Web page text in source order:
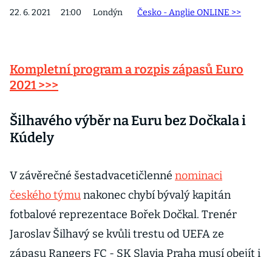
22. 6. 2021 21:00 Londýn Česko - Anglie ONLINE >>
Kompletní program a rozpis zápasů Euro
2021 >>>
Šilhavého výběr na Euru bez Dočkala i
Kúdely
V závěrečné šestadvacetičlenné nominaci
českého týmunakonec chybí bývalý kapitán
fotbalové reprezentace Bořek Dočkal. Trenér
Jaroslav Šilhavý se kvůli trestu od UEFA ze
zápasu Rangers FC - SK Slavia Praha musí obejít i